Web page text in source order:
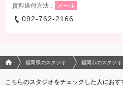
資料送付方法：
メール
092-762-2166
フォトウエディング/結婚写真のPhotorait ホーム
福岡県のスタジオ 福岡市のスタジオ
こちらのスタジオをチェックした人におす